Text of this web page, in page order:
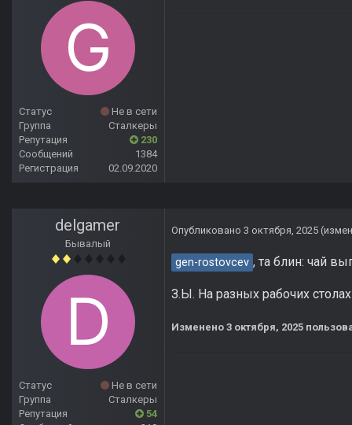
Статус
Не в сети
Группа
Сталкеры
Репутация
230
Сообщений
1384
Регистрация
02.09.2020
delgamer
Бывалый
Статус
Не в сети
Группа
Сталкеры
Репутация
54
Опубликовано 3 октября, 2025
gen-rostovcev , та блин: чай
З.Ы. На разных рабочих
Изменено 3 октября, 2025